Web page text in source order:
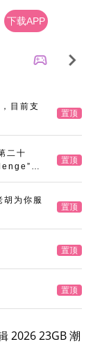
下载APP
sports_esports chevron_right
目前支
置顶
二十
，
影版
置顶
为你服
置顶
置顶
置顶
2026 23GB 潮